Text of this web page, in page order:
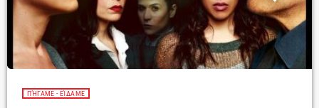
ΠΉΓΑΜΕ - ΕΊΔΑΜΕ